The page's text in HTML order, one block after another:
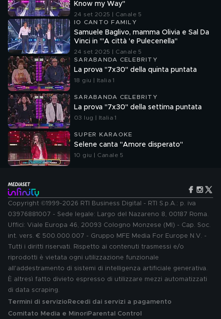
Know my Way"
24 set 2025 | Canale 5
IO CANTO FAMILY
Samuele Baglivo, mamma Olivia e Sal Da
Vinci in "'A città 'e Pulecenella"
24 set 2025 | Canale 5
SARABANDA CELEBRITY
La prova "7x30" della quinta puntata
18 giu | Italia 1
SARABANDA CELEBRITY
La prova "7x30" della settima puntata
03 lug | Italia 1
SUPER KARAOKE
Selene canta "Amore disperato"
10 giu | Canale 5
Copyright ©1999-2026 RTI Business Digital - RTI S.p.A.: p. iva
03976881007 - Sede legale: Largo del Nazareno 8, 00187 Roma.
Uffici: Viale Europa 46, 20093 Cologno Monzese (MI) - Cap. Soc.
int. vers. € 500.000.007 - Gruppo MFE Media For Europe N.V. -
Tutti i diritti riservati. Rispetto ai contenuti trasmessi e/o
riprodotti è vietata ogni utilizzazione funzionale
all'addestramento di sistemi di intelligenza artificiale generativa.
È altresì fatto divieto espresso di utilizzare mezzi automatizzati
di data scraping.
Termini di servizio Recedi dai servizi a pagamento
Comitato Media e MinoriParental Control